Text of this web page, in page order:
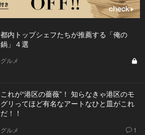
都内トップシェフたちが推薦する「俺の
鍋」４選
グルメ
これが“港区の薔薇”！ 知らなきゃ港区のモ
グリってほど有名なアートなひと皿がこれ
だ！！
グルメ 1